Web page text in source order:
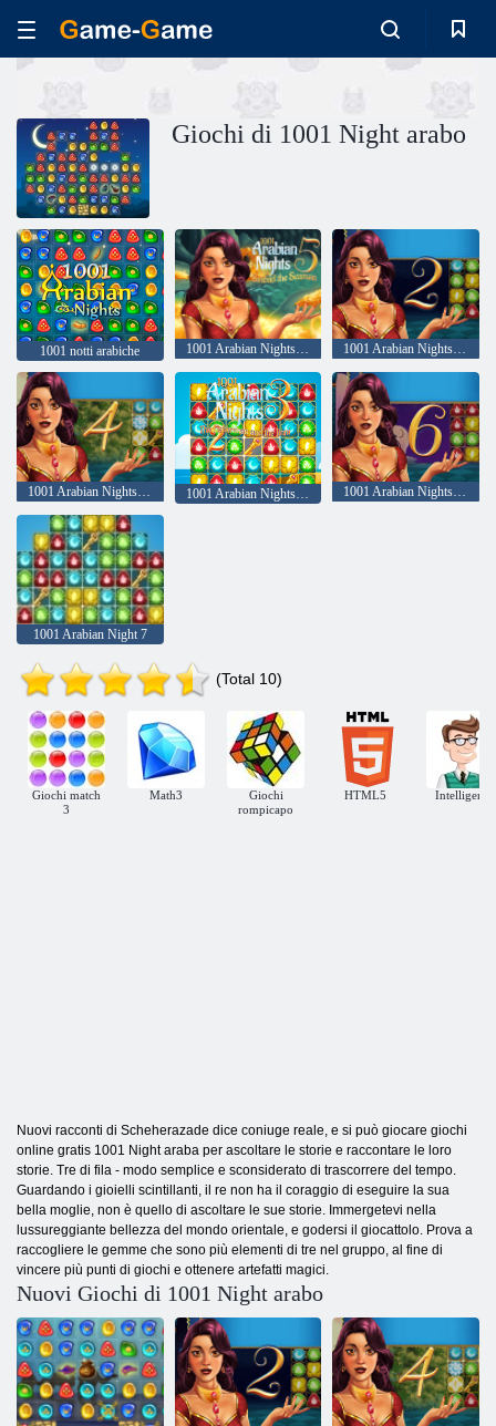
Giochi di 1001 Night arabo
1001 notti arabiche 1001 Arabian Nights 5: Sinbad the Seaman 1001 Arabian Nights 2: Aladino e la lampada magica
1001 Arabian Nights 4: il re e il suo Falcon 1001 Arabian Nights 2: il pescatore e il jinni 1001 Arabian Nights 6: Alibaba ei 40 ladroni
1001 Arabian Night 7
(Total 10)
Giochi match
3
Math3
Giochi
rompicapo
HTML5 Intelligenza
Nuovi racconti di Scheherazade dice coniuge reale, e si può giocare giochi
online gratis 1001 Night araba per ascoltare le storie e raccontare le loro
storie. Tre di fila - modo semplice e sconsiderato di trascorrere del tempo.
Guardando i gioielli scintillanti, il re non ha il coraggio di eseguire la sua
bella moglie, non è quello di ascoltare le sue storie. Immergetevi nella
lussureggiante bellezza del mondo orientale, e godersi il giocattolo. Prova a
raccogliere le gemme che sono più elementi di tre nel gruppo, al fine di
vincere più punti di giochi e ottenere artefatti magici.
Nuovi Giochi di 1001 Night arabo